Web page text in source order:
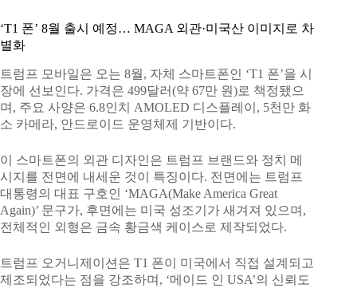
‘T1 폰’ 8월 출시 예정… MAGA 외관·미국산 이미지로 차
별화
트럼프 모바일은 오는 8월, 자체 스마트폰인 ‘T1 폰’을 시
장에 선보인다. 가격은 499달러(약 67만 원)로 책정됐으
며, 주요 사양은 6.8인치 AMOLED 디스플레이, 5천만 화
소 카메라, 안드로이드 운영체제 기반이다.
이 스마트폰의 외관 디자인은 트럼프 브랜드와 정치 메
시지를 전면에 내세운 것이 특징이다. 전면에는 트럼프
대통령의 대표 구호인 ‘MAGA(Make America Great
Again)’ 문구가, 후면에는 미국 성조기가 새겨져 있으며,
전체적인 외형은 금속 황금색 케이스로 제작되었다.
트럼프 오거니제이션은 T1 폰이 미국에서 직접 설계되고
제조되었다는 점을 강조하며, ‘메이드 인 USA’의 신뢰도